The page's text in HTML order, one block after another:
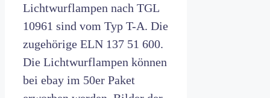
Lichtwurflampen nach TGL
10961 sind vom Typ T-A. Die
zugehörige ELN 137 51 600.
Die Lichtwurflampen können
bei ebay im 50er Paket